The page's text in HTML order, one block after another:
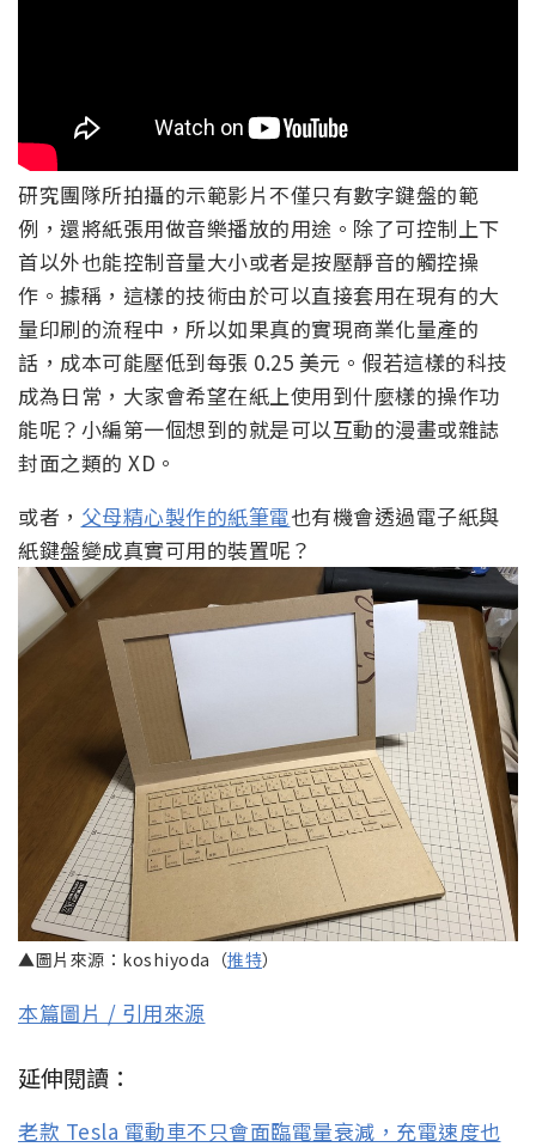
研究團隊所拍攝的示範影片不僅只有數字鍵盤的範
例，還將紙張用做音樂播放的用途。除了可控制上下
首以外也能控制音量大小或者是按壓靜音的觸控操
作。據稱，這樣的技術由於可以直接套用在現有的大
量印刷的流程中，所以如果真的實現商業化量產的
話，成本可能壓低到每張 0.25 美元。假若這樣的科技
成為日常，大家會希望在紙上使用到什麼樣的操作功
能呢？小編第一個想到的就是可以互動的漫畫或雜誌
封面之類的 XD。
或者， 父母精心製作的紙筆電也有機會透過電子紙與
紙鍵盤變成真實可用的裝置呢？
▲圖片來源：koshiyoda（推特）
本篇圖片 / 引用來源
延伸閱讀：
老款 Tesla 電動車不只會面臨電量衰減，充電速度也